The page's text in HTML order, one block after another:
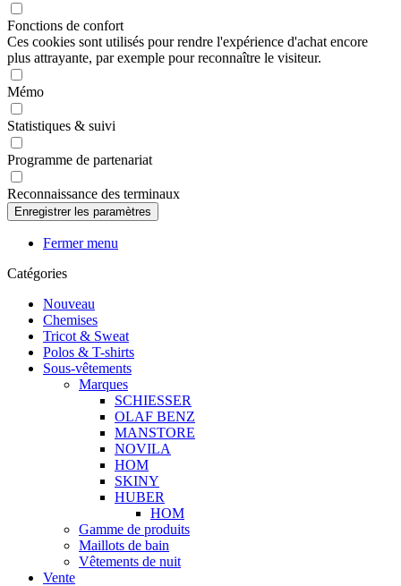
Fonctions de confort
Ces cookies sont utilisés pour rendre l'expérience d'achat encore
plus attrayante, par exemple pour reconnaître le visiteur.
Mémo
Statistiques & suivi
Programme de partenariat
Reconnaissance des terminaux
Fermer menu
Catégories
Nouveau
Chemises
Tricot & Sweat
Polos & T-shirts
Sous-vêtements
Marques
SCHIESSER
OLAF BENZ
MANSTORE
NOVILA
HOM
SKINY
HUBER
HOM
Gamme de produits
Maillots de bain
Vêtements de nuit
Vente